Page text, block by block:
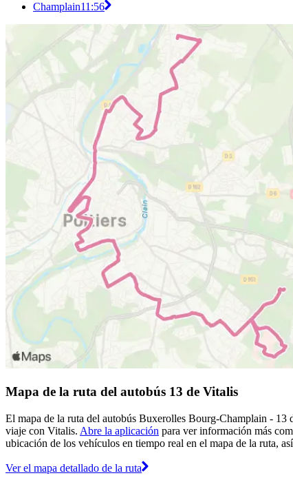
Champlain11:56
Mapa de la ruta del autobús 13 de Vitalis
El mapa de la ruta del autobús Buxerolles Bourg-Champlain - 13
viaje con Vitalis. Abre la aplicación para ver información más
ubicación de los vehículos en tiempo real en el mapa de la ruta,
Ver el mapa detallado de la ruta